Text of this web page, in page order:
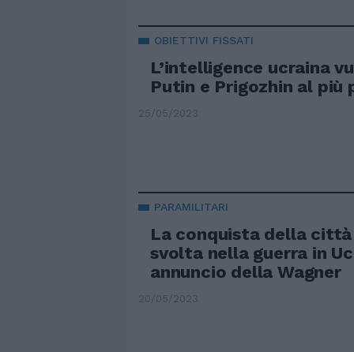
OBIETTIVI FISSATI
L’intelligence ucraina
Putin e Prigozhin al più
25/05/2023
PARAMILITARI
La conquista della
svolta nella guerra in
annuncio della Wagner
20/05/2023